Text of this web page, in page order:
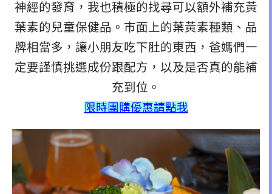
神經的發育，我也積極的找尋可以額外補充黃
葉素的兒童保健品。市面上的葉黃素種類、品
牌相當多，讓小朋友吃下肚的東西，爸媽們一
定要謹慎挑選成份跟配方，以及是否真的能補
充到位。
限時團購優惠請點我